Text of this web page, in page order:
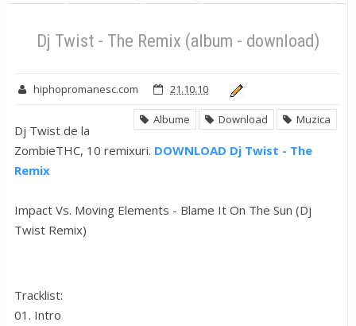
Albume
Download Muzica
Dj Twist - The Remix (album -
Dj Twist - The Remix (album - download)
hiphopromanesc.com 21.10.10
Albume Download Muzica
Dj Twist de la
ZombieTHC, 10 remixuri. DOWNLOAD Dj Twist - The
Remix
Impact Vs. Moving Elements - Blame It On The Sun (Dj
Twist Remix)
Tracklist:
01. Intro